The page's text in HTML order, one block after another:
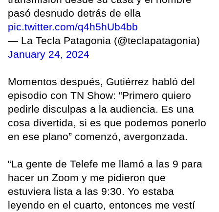
pasó desnudo detrás de ella
pic.twitter.com/q4h5hUb4bb
— La Tecla Patagonia (@teclapatagonia)
January 24, 2024
Momentos después, Gutiérrez habló del
episodio con TN Show: “Primero quiero
pedirle disculpas a la audiencia. Es una
cosa divertida, si es que podemos ponerlo
en ese plano” comenzó, avergonzada.
“La gente de Telefe me llamó a las 9 para
hacer un Zoom y me pidieron que
estuviera lista a las 9:30. Yo estaba
leyendo en el cuarto, entonces me vestí